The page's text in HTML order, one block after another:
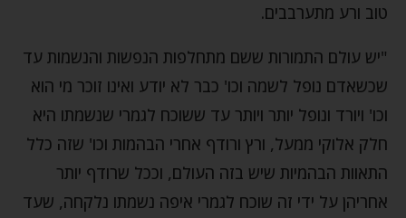
טוב ורע מתערבבים.
"יש עולם התמורות ששם מתחלפות הנפשות והנשמות עד
שכשאדם נופל לשמה וכו' כבר לא יודע ואינו זוכר מי הוא
וכו' ויורד ונופל יותר ויותר עד ששוכח לגמרי שנשמתו היא
חלק אלוקי ממעל, ורץ ורודף אחרי הבהמות וכו' שזה כלל
התאוות הבהמיות שיש בזה העולם, וככל שרודף יותר
אחריהן על ידי זה שוכח לגמרי איפה נשמתו נלקחה, שעד